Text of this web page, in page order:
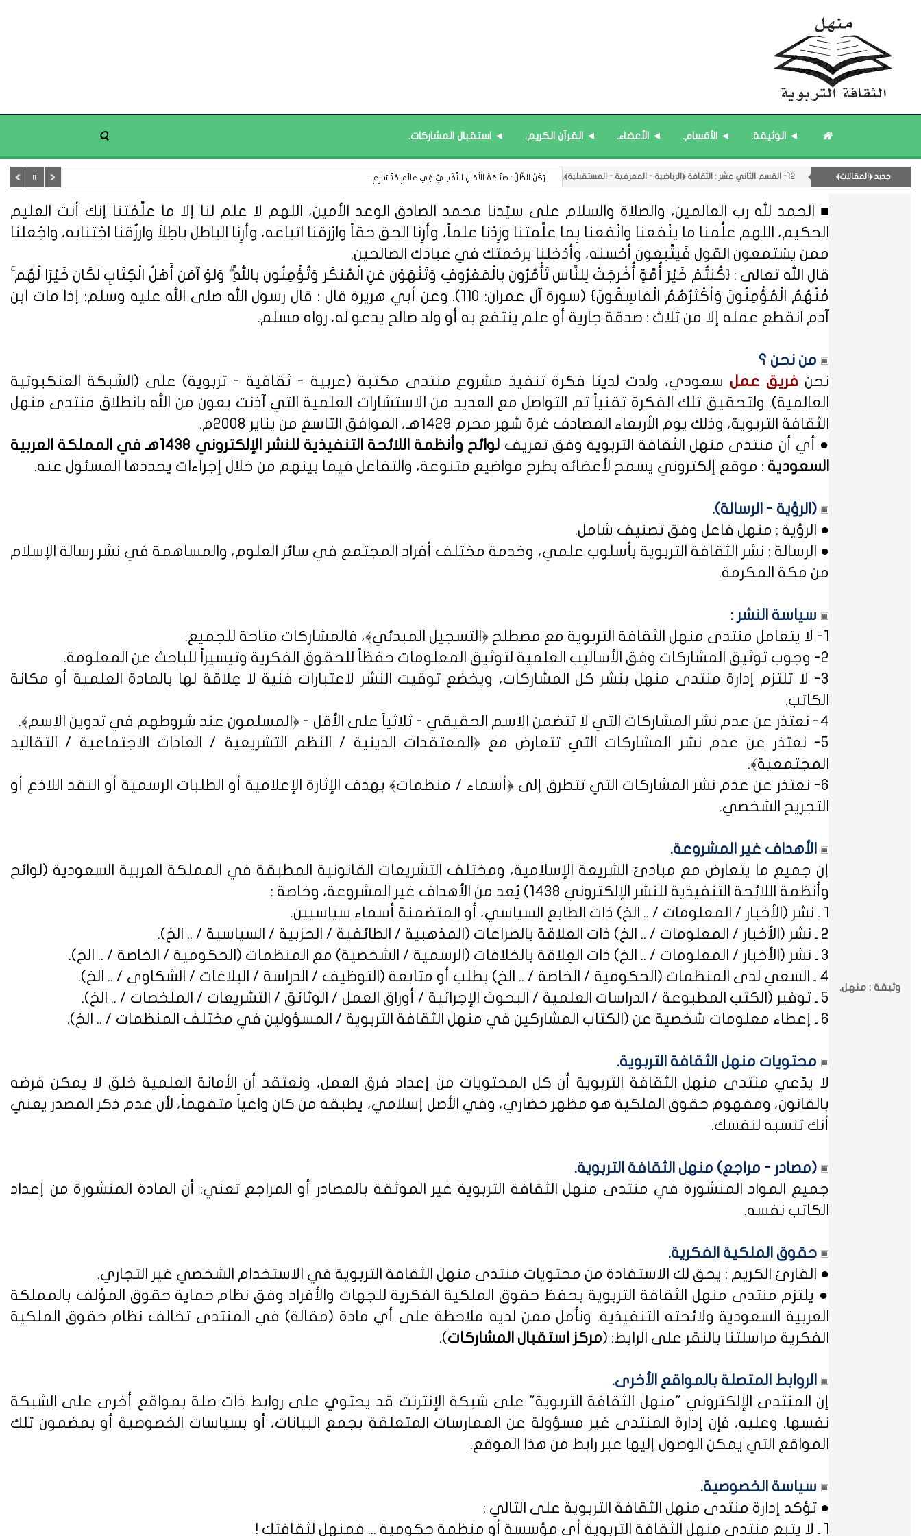
◄ الوثيقة. ◄ الأقسام. ◄ الأعضاء. ◄ القرآن الكريم. ◄ استقبال المشاركات.
جديد ﴿المقالات﴾
۝ قائمة مُحدَّثة : مختارات من الثقافة ﴿الزمنية﴾.
۝ قائمة مُثبتة : مشرف منهل الثقافة التربوية.
12- القسم الثاني عشر : الثقافة ﴿الرياضية - المعرفية - المستقبلية﴾.
۝ قائمة مُثبتة : فريق منهل الثقافة التربوية.
۝ قائمة مُحدَّثة : مختارات من جديد المشاركات.
۝ قائمة مُثبتة : إدارة منهل الثقافة التربوية. قائمة محدَّثة : منصة نور ﴿نظام المعلومات التعليمية﴾.
وثيقة : منهل.
■ الحمد لله رب العالمين، والصلاة والسلام على سيّدنا محمد الصادق الوعد الأمين، اللهم لا علم لنا إلا ما علَّمْتنا إنك أنت العليم
الحكيم، اللهم علِّمنا ما ينْفعنا وانْفعنا بِما علَّمتنا وزِدْنا عِلماً، وأَرِنا الحق حقاً وارْزقنا اتباعه، وأرِنا الباطل باطِلاً وارزُقنا اجْتنابه، واجْعلنا
ممن يسْتمعون القول فَيَتَّبِعون أحْسنه، وأدْخِلنا برحْمتك في عبادك الصالحين.
قال الله تعالى : {كُنتُمْ خَيْرَ أُمَّةٍ أُخْرِجَتْ لِلنَّاسِ تَأْمُرُونَ بِالْمَعْرُوفِ وَتَنْهَوْنَ عَنِ الْمُنكَرِ وَتُؤْمِنُونَ بِاللَّهِ ۗ وَلَوْ آمَنَ أَهْلُ الْكِتَابِ لَكَانَ خَيْرًا لَّهُم ۚ
مِّنْهُمُ الْمُؤْمِنُونَ وَأَكْثَرُهُمُ الْفَاسِقُونَ} (سورة آل عمران: 110). وعن أبي هريرة قال : قال رسول الله صلى الله عليه وسلم: إذا مات ابن
آدم انقطع عمله إلا من ثلاث : صدقة جارية أو علم ينتفع به أو ولد صالح يدعو له، رواه مسلم.
من نحن ؟
نحن فريق عمل سعودي، ولدت لدينا فكرة تنفيذ مشروع منتدى مكتبة (عربية - ثقافية - تربوية) على (الشبكة العنكبوتية
العالمية). ولتحقيق تلك الفكرة تقنياً تم التواصل مع العديد من الاستشارات العلمية التي آذنت بعون من الله بانطلاق منتدى منهل
الثقافة التربوية، وذلك يوم الأربعاء المصادف غرة شهر محرم 1429هـ، الموافق التاسع من يناير 2008م.
● أي أن منتدى منهل الثقافة التربوية وفق تعريف
لوائح وأنظمة اللائحة التنفيذية للنشر الإلكتروني 1438هـ في المملكة العربية
السعودية : موقع إلكتروني يسمح لأعضائه بطرح مواضيع متنوعة، والتفاعل فيما بينهم من خلال إجراءات يحددها المسئول عنه.
(الرؤية - الرسالة).
● الرؤية : منهل فاعل وفق تصنيف شامل.
● الرسالة : نشر الثقافة التربوية بأسلوب علمي، وخدمة مختلف أفراد المجتمع في سائر العلوم، والمساهمة في نشر رسالة الإسلام
من مكة المكرمة.
سياسة النشر :
1- لا يتعامل منتدى منهل الثقافة التربوية مع مصطلح ﴿التسجيل المبدئي﴾، فالمشاركات متاحة للجميع.
2- وجوب توثيق المشاركات وفق الأساليب العلمية لتوثيق المعلومات حفظاً للحقوق الفكرية وتيسيراً للباحث عن المعلومة.
3- لا تلتزم إدارة منتدى منهل بنشر كل المشاركات، ويخضع توقيت النشر لاعتبارات فنية لا عِلاقة لها بالمادة العلمية أو مكانة
الكاتب.
4- نعتذر عن عدم نشر المشاركات التي لا تتضمن الاسم الحقيقي - ثلاثياً على الأقل - ﴿المسلمون عند شروطهم في تدوين الاسم﴾.
5- نعتذر عن عدم نشر المشاركات التي تتعارض مع ﴿المعتقدات الدينية / النظم التشريعية / العادات الاجتماعية / التقاليد
المجتمعية﴾.
6- نعتذر عن عدم نشر المشاركات التي تتطرق إلى ﴿أسماء / منظمات﴾ بهدف الإثارة الإعلامية أو الطلبات الرسمية أو النقد اللاذع أو
التجريح الشخصي.
الأهداف غير المشروعة.
إن جميع ما يتعارض مع مبادئ الشريعة الإسلامية، ومختلف التشريعات القانونية المطبقة في المملكة العربية السعودية (لوائح
وأنظمة اللائحة التنفيذية للنشر الإلكتروني 1438
) يُعد من الأهداف غير المشروعة، وخاصة :
1 ـ نشر (الأخبار / المعلومات / .. الخ) ذات الطابع السياسي، أو المتضمنة أسماء سياسيين.
2 ـ نشر (الأخبار / المعلومات / .. الخ) ذات العِلاقة بالصراعات (المذهبية / الطائفية / الحزبية / السياسية / .. الخ).
3 ـ نشر (الأخبار / المعلومات / .. الخ) ذات العِلاقة بالخلافات (الرسمية / الشخصية) مع المنظمات (الحكومية / الخاصة / .. الخ).
4 ـ السعي لدى المنظمات (الحكومية / الخاصة / .. الخ) بطلب أو متابعة (التوظيف / الدراسة / البلاغات / الشكاوى / .. الخ).
5 ـ توفير (الكتب المطبوعة / الدراسات العلمية / البحوث الإجرائية / أوراق العمل / الوثائق / التشريعات / الملخصات / .. الخ).
6 ـ إعطاء معلومات شخصية عن (الكتاب المشاركين في منهل الثقافة التربوية / المسؤولين في مختلف المنظمات / .. الخ).
محتويات منهل الثقافة التربوية.
لا يدّعي منتدى منهل الثقافة التربوية أن كل المحتويات من إعداد فرق العمل، ونعتقد أن الأمانة العلمية خلق لا يمكن فرضه
بالقانون، ومفهوم حقوق الملكية هو مظهر حضاري، وفي الأصل إسلامي، يطبقه من كان واعياً متفهماً، لأن عدم ذكر المصدر يعني
أنك تنسبه لنفسك.
(مصادر - مراجع) منهل الثقافة التربوية.
جميع المواد المنشورة في منتدى منهل الثقافة التربوية غير الموثقة بالمصادر أو المراجع تعني: أن المادة المنشورة من إعداد
الكاتب نفسه.
حقوق الملكية الفكرية.
● القارئ الكريم : يحق لك الاستفادة من محتويات منتدى منهل الثقافة التربوية في الاستخدام الشخصي غير التجاري.
● يلتزم منتدى منهل الثقافة التربوية بحفظ حقوق الملكية الفكرية للجهات والأفراد وفق نظام حماية حقوق المؤلف بالمملكة
العربية السعودية ولائحته التنفيذية. ونأمل ممن لديه ملاحظة على أي مادة (مقالة) في المنتدى تخالف نظام حقوق الملكية
الفكرية مراسلتنا بالنقر على الرابط: (مركز استقبال المشاركات).
الروابط المتصلة بالمواقع الأخرى.
إن المنتدى الإلكتروني "منهل الثقافة التربوية" على شبكة الإنترنت قد يحتوي على روابط ذات صلة بمواقع أخرى على الشبكة
نفسها. وعليه، فإن إدارة المنتدى غير مسؤولة عن الممارسات المتعلقة بجمع البيانات، أو بسياسات الخصوصية أو بمضمون تلك
المواقع التي يمكن الوصول إليها عبر رابط من هذا الموقع.
سياسة الخصوصية.
● تؤكد إدارة منتدى منهل الثقافة التربوية على التالي :
1 ـ لا يتبع منتدى منهل الثقافة التربوية أي مؤسسة أو منظمة حكومية ... فمنهل لثقافتك !